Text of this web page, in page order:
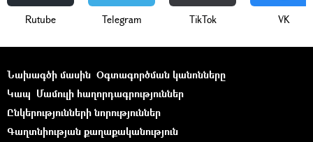
Rutube Telegram ТikТоk VK
Նախագծի մասին Օգտագործման կանոնները
Կապ Մամուլի հաղորդագրություններ
Ընկերությունների նորություններ
Գաղտնիության քաղաքականություն